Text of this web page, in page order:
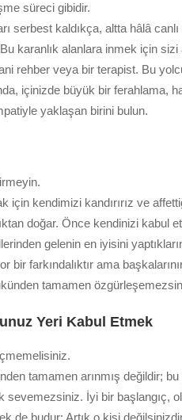
süreci gibidir.
serbest kaldıkça, altta hâlâ
Bu karanlık alanlara inmek için
rehber veya bir terapist. Bu
içinizde büyük bir ferahlama,
yaklaşan birini bulun.
için kendimizi kandırırız ve
doğar. Önce kendinizi kabul
gelenin en iyisini
bir farkındalıktır ama
tamamen
Yeri Kabul Etmek
tamamen arınmış değildir;
sevemezsiniz. İyi bir başlangıç,